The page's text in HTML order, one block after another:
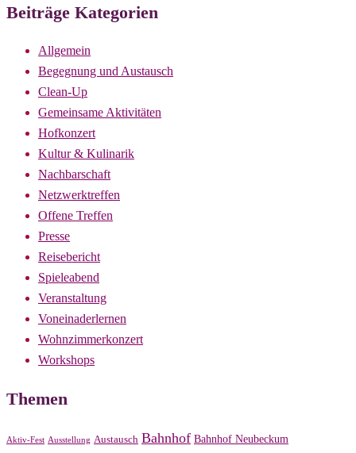
Beiträge Kategorien
Allgemein
Begegnung und Austausch
Clean-Up
Gemeinsame Aktivitäten
Hofkonzert
Kultur & Kulinarik
Nachbarschaft
Netzwerktreffen
Offene Treffen
Presse
Reisebericht
Spieleabend
Veranstaltung
Voneinaderlernen
Wohnzimmerkonzert
Workshops
Themen
Aktiv-Fest Ausstellung Austausch Bahnhof Bahnhof Neubeckum